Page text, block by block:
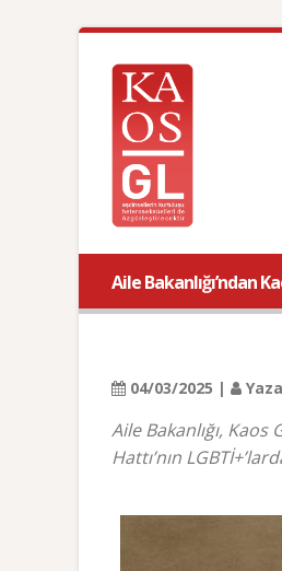
Aile Bakanlığı’ndan
04/03/2025 |
Aile Bakanlığı,
Hattı’nın